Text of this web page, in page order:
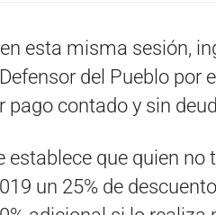
esta misma sesión,
del Pueblo por
pago contado y sin
establece que quien no
un 25% de